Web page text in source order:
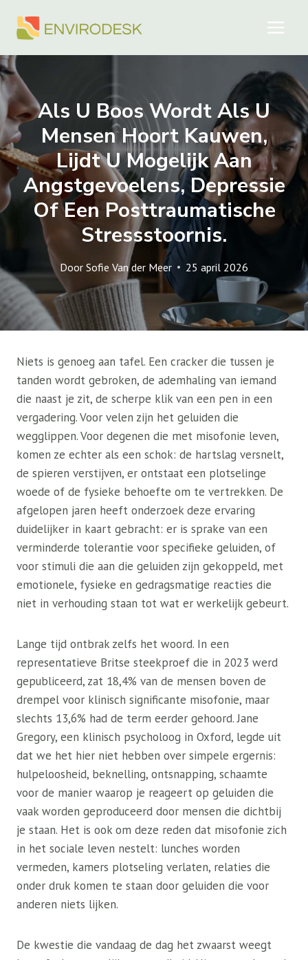
naar
Als U Boos Wordt Als U
Mensen Hoort Kauwen,
Lijdt U Mogelijk Aan
Angstgevoelens, Depressie
Of Een Posttraumatische
Stressstoornis.
Door Sofie Van der Meer 25 april 2026
Niets is genoeg aan tafel. Een cracker die tussen je
tanden wordt gebroken, de ademhaling van iemand
die naast je zit, de scherpe klik van een pen in een
vergadering. Voor velen zijn het geluiden die
wegglippen. Voor degenen die met misofonie leven,
komen ze echter als een schok: de hartslag versnelt,
de spieren verstijven, er ontstaat een plotselinge
woede of de fysieke behoefte om te vertrekken. De
afgelopen jaren heeft onderzoek deze ervaring
duidelijker in kaart gebracht: er is sprake van een
verminderde tolerantie voor specifieke geluiden, of
voor stimuli die aan die geluiden zijn gekoppeld, met
emotionele, fysieke en gedragsmatige reacties die
niet in verhouding staan ​​tot wat er werkelijk gebeurt.
Lange tijd ontbrak zelfs het woord. In een
representatieve Britse steekproef die in 2023 werd
gepubliceerd, zat 18,4% van de mensen boven de
drempel voor klinisch significante misofonie, maar
slechts 13,6% had de term eerder gehoord. Jane
Gregory, een klinisch psycholoog in Oxford, legde uit
dat we het hier niet hebben over simpele ergernis:
hulpeloosheid, beknelling, ontsnapping, schaamte
voor de manier waarop je reageert op geluiden die
vaak worden geproduceerd door mensen die dichtbij
je staan. Het is ook om deze reden dat misofonie zich
in het sociale leven nestelt: lunches worden
vermeden, kamers plotseling verlaten, relaties die
onder druk komen te staan ​​door geluiden die voor
anderen niets lijken.
De kwestie die vandaag de dag het zwaarst weegt